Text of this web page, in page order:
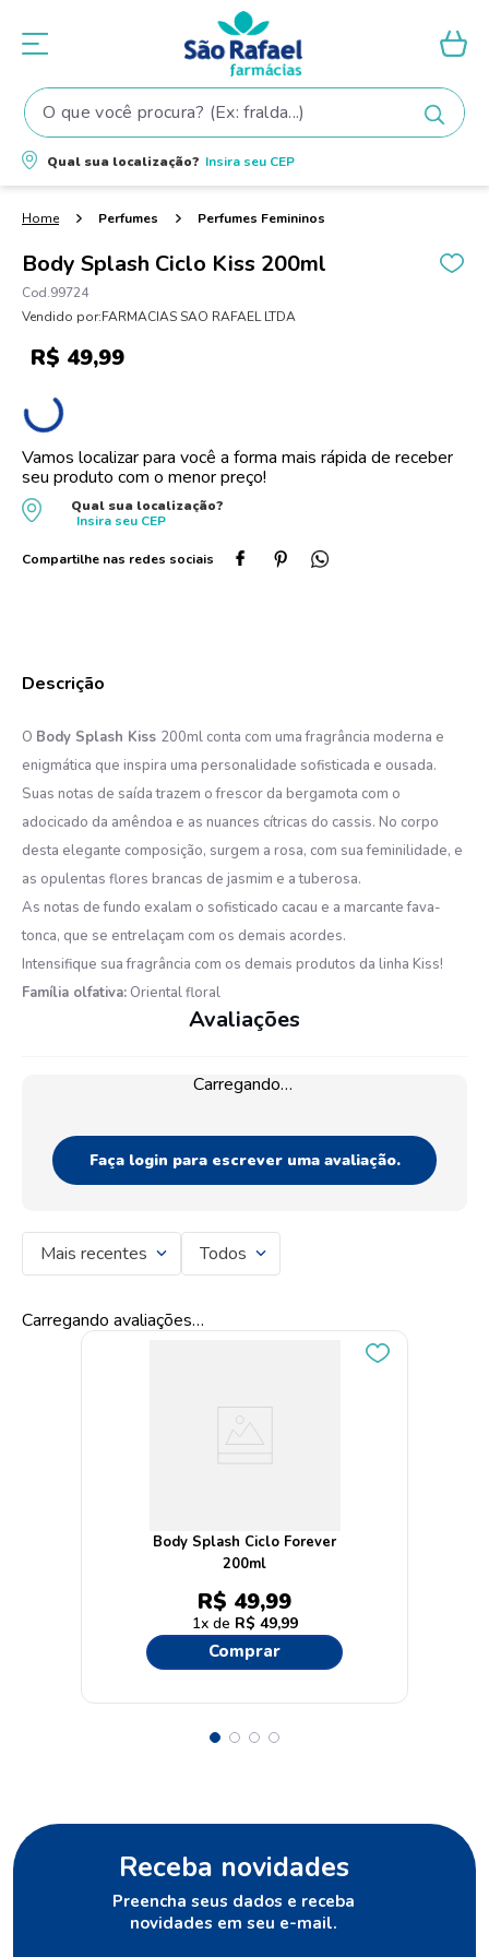
O que você procura? (Ex: fralda...)
Qual sua localização? Insira seu CEP
Perfumes Perfumes Femininos
Body Splash Ciclo Kiss 200ml
99724
Vendido por:FARMACIAS SAO RAFAEL LTDA
R$ 49,99
Vamos localizar para você a forma mais rápida de receber
seu produto com o menor preço!
Qual sua localização?
Insira seu CEP
O Body Splash Kiss 200ml conta com uma fragrância moderna e
enigmática que inspira uma personalidade sofisticada e ousada.
Suas notas de saída trazem o frescor da bergamota com o
adocicado da amêndoa e as nuances cítricas do cassis. No corpo
desta elegante composição, surgem a rosa, com sua feminilidade, e
as opulentas flores brancas de jasmim e a tuberosa.
As notas de fundo exalam o sofisticado cacau e a marcante fava-
tonca, que se entrelaçam com os demais acordes.
Intensifique sua fragrância com os demais produtos da linha Kiss!
Família olfativa: Oriental floral
Avaliações
Carregando…
Faça login para escrever uma avaliação.
Mais recentes Todos
Carregando avaliações…
Body Splash Ciclo Forever
200ml
R$ 49,99
1 R$ 49,99
Comprar
Receba novidades
Preencha seus dados e receba
novidades em seu e-mail.
Termos mais buscados
1º fralda
shampoo
4º elseve
5º teste gravidez
6º tintura cabelo
7º
8
9º proge
protetor solar